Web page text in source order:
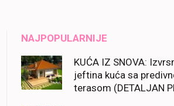
NAJPOPULARNIJE
KUĆA IZ SNOVA:
jeftina kuća sa
terasom (DETALJAN